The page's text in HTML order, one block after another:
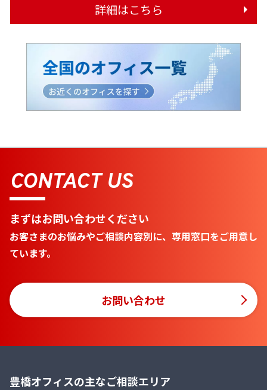
詳細はこちら
CONTACT US
まずはお問い合わせください
お客さまのお悩みやご相談内容別に、専用窓口をご用意し
ています。
お問い合わせ
豊橋オフィスの主なご相談エリア